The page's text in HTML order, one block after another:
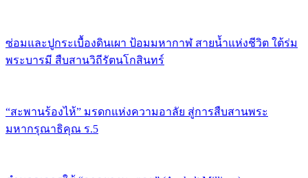
ซ่อมและปูกระเบื้องดินเผา ป้อมมหากาฬ สายน้ำแห่งชีวิต ใต้ร่ม
พระบารมี สืบสานวิถีรัตนโกสินทร์
“สะพานร้องไห้” มรดกแห่งความอาลัย สู่การสืบสานพระ
มหากรุณาธิคุณ ร.5